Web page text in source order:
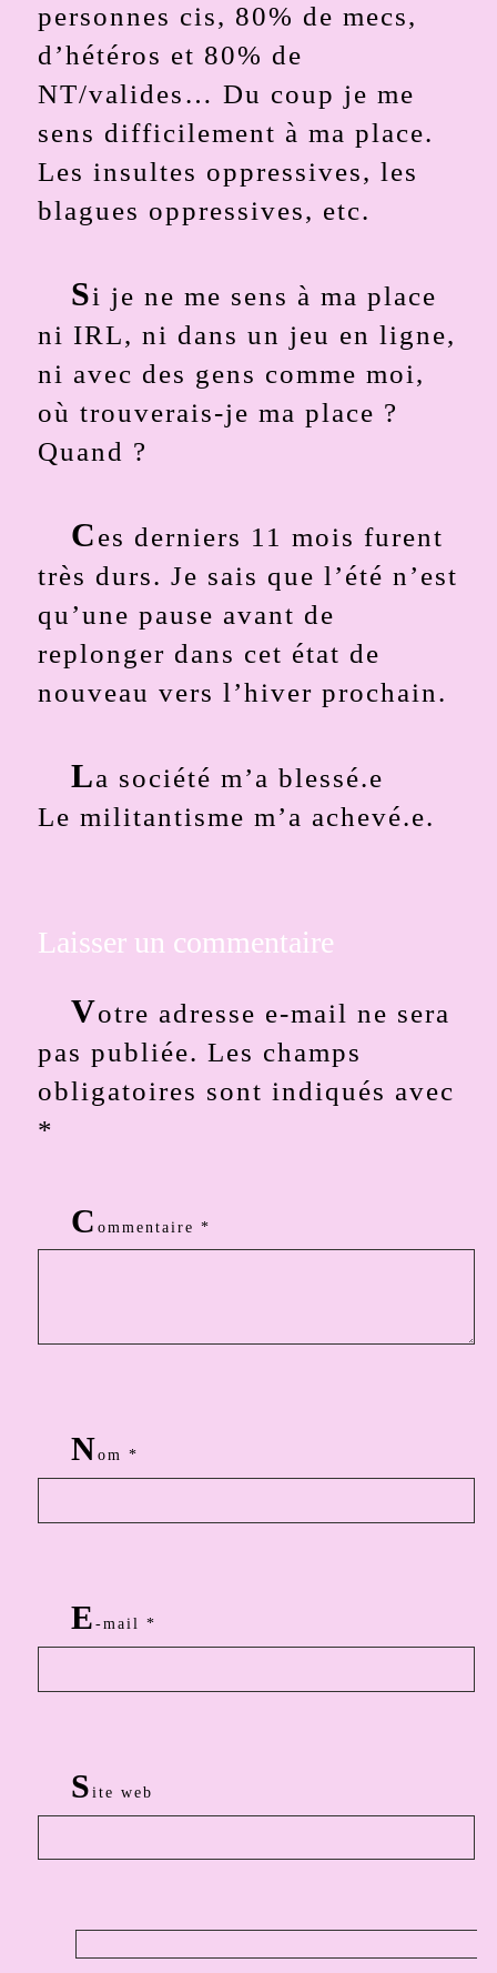
personnes cis, 80% de mecs,
d’hétéros et 80% de
NT/valides… Du coup je me
sens difficilement à ma place.
Les insultes oppressives, les
blagues oppressives, etc.
Si je ne me sens à ma place
ni IRL, ni dans un jeu en ligne,
ni avec des gens comme moi,
où trouverais-je ma place ?
Quand ?
Ces derniers 11 mois furent
très durs. Je sais que l’été n’est
qu’une pause avant de
replonger dans cet état de
nouveau vers l’hiver prochain.
La société m’a blessé.e
Le militantisme m’a achevé.e.
Laisser un commentaire
Votre adresse e-mail ne sera
pas publiée. Les champs
obligatoires sont indiqués avec
*
Commentaire*
Nom*
E-mail*
Site web